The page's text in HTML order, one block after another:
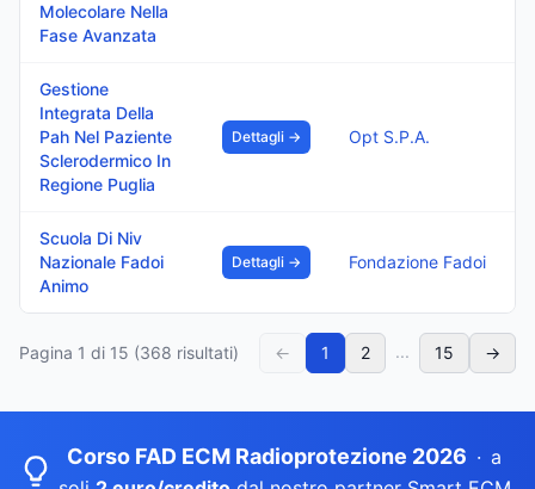
Molecolare Nella
Fase Avanzata
Gestione
Integrata Della
Pah Nel Paziente
Sclerodermico In
Regione Puglia
Dettagli → Opt S.P.A.
Scuola Di Niv
Nazionale Fadoi
Animo
Dettagli → Fondazione Fadoi
Pagina 1 di 15 (368 risultati) ← 1 2 ... 15 →
Corso FAD ECM Radioprotezione 2026 · a